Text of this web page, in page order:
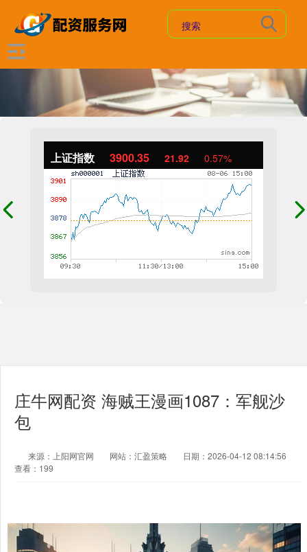
上证指数 3900.35 21.92 0.57%
庄牛网配资 海贼王漫画1087：军舰沙
包
来源：上阳网官网 网站：汇盈策略
日期：2026-04-12 08:14:56
查看：199